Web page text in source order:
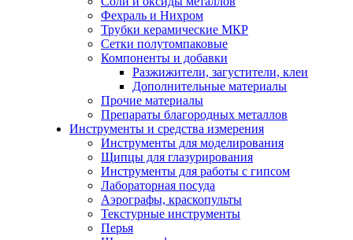
Фехраль и Нихром
Трубки керамические МКР
Сетки полутомпаковые
Компоненты и добавки
Разжижители, загустители, клеи
Дополнительные материалы
Прочие материалы
Препараты благородных металлов
Инструменты и средства измерения
Инструменты для моделирования
Щипцы для глазурирования
Инструменты для работы с гипсом
Лабораторная посуда
Аэрографы, краскопульты
Текстурные инструменты
Перья